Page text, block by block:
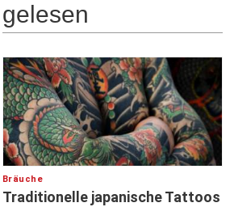
gelesen
Bräuche
Traditionelle japanische Tattoos